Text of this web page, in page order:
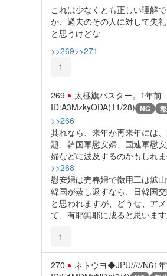
これは少なくとも正しい理解
か、過去のその人に対して失
と思うけどな
>>269>>271
1
269 太極旗バスター。 1年前
ID:A3MzkyODA(11/28) NG
>>266
其れなら、来年か再来年には
題、韓国軍慰安婦、国連軍慰
婦などに波及するのかもしれま
>>268
慰安婦は売春婦で徴用工は鉱
韓国が蒸し返すなら、日韓国
と思われますが、どうせ、ア
て、有耶無耶に成ると思いま
1
270 ネトウヨ◆JPU/////N61